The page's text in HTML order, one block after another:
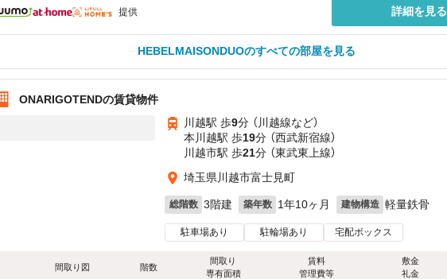
提供 詳細を見る
HEBELMAISONDUOのすべての部屋を見る
ONARIGOTENDの賃貸物件
川越駅 歩9分 （川越線など）
本川越駅 歩19分 （西武新宿線）
川越市駅 歩21分 （東武東上線）
埼玉県川越市富士見町
総階数 3階建 築年数 1年10ヶ月 建物構造 軽量鉄骨
駐車場あり 駐輪場あり 宅配ボックス
間取り図 階数
間取り
専有面積
賃料
管理費等
敷金
礼金